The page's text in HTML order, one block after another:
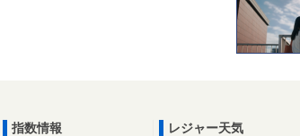
指数情報
レジャー天気